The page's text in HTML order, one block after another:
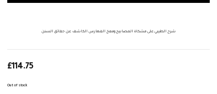
شرح الطيبي على مشكاة المصابيح ومعخ الفهارس الكاشف عن حقائق السنن
£114.75
Out of stock